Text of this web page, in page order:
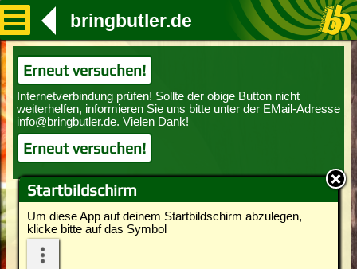
Startbildschirm
Um diese App auf deinem Startbildschirm abzulegen,
klicke bitte auf das Symbol
bringbutler.de
Erneut versuchen!
Erneut versuchen!